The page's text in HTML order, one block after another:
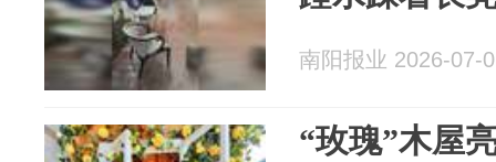
南阳报业 2026-07-
“玫瑰”木屋